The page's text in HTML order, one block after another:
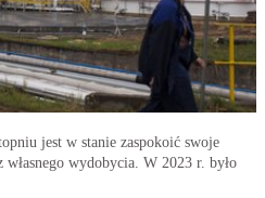
jest w stanie zaspokoić swoje
wydobycia. W 2023 r. było